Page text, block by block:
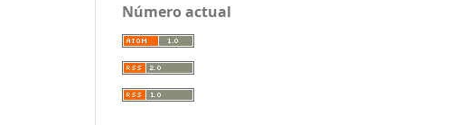
Número actual